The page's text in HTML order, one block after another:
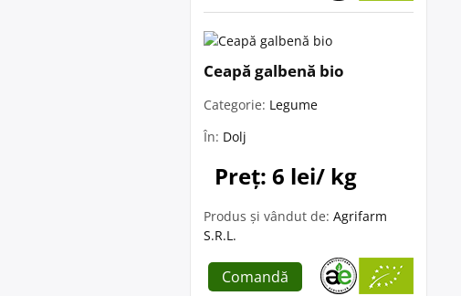
Ceapă galbenă bio
Categorie: Legume
În: Dolj
Preț: 6 lei/ kg
Produs și vândut de: Agrifarm
S.R.L.
Comandă